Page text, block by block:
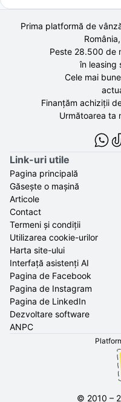
Prima platformă de
Peste 28.500 de
în leasing
Cele mai
Finanțăm achiziții
Următoarea ta
Link-uri utile
Pagina principală
Găsește o mașină
Articole
Contact
Termeni și condiții
Utilizarea cookie-urilor
Harta site-ului
Interfață asistenți AI
Pagina de Facebook
Pagina de Instagram
Pagina de LinkedIn
Dezvoltare software
ANPC
© 2010 –